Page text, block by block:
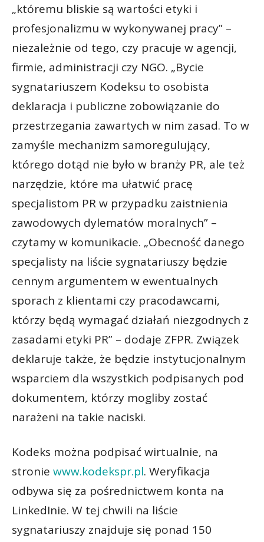
„któremu bliskie są wartości etyki i
profesjonalizmu w wykonywanej pracy” –
niezależnie od tego, czy pracuje w agencji,
firmie, administracji czy NGO. „Bycie
sygnatariuszem Kodeksu to osobista
deklaracja i publiczne zobowiązanie do
przestrzegania zawartych w nim zasad. To w
zamyśle mechanizm samoregulujący,
którego dotąd nie było w branży PR, ale też
narzędzie, które ma ułatwić pracę
specjalistom PR w przypadku zaistnienia
zawodowych dylematów moralnych” –
czytamy w komunikacie. „Obecność danego
specjalisty na liście sygnatariuszy będzie
cennym argumentem w ewentualnych
sporach z klientami czy pracodawcami,
którzy będą wymagać działań niezgodnych z
zasadami etyki PR” – dodaje ZFPR. Związek
deklaruje także, że będzie instytucjonalnym
wsparciem dla wszystkich podpisanych pod
dokumentem, którzy mogliby zostać
narażeni na takie naciski.
Kodeks można podpisać wirtualnie, na
stronie www.kodekspr.pl. Weryfikacja
odbywa się za pośrednictwem konta na
LinkedInie. W tej chwili na liście
sygnatariuszy znajduje się ponad 150